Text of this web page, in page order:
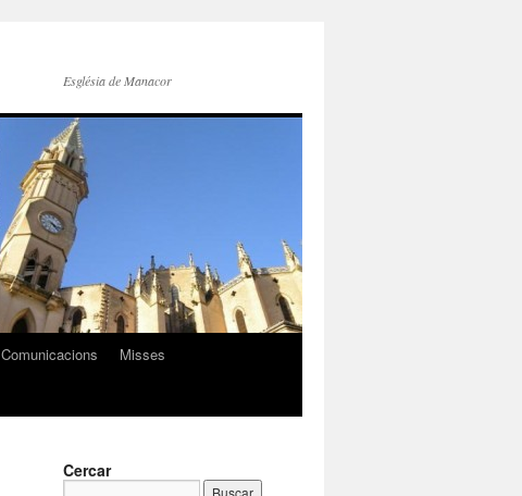
Església de Manacor
Comunicacions
Misses
Cercar